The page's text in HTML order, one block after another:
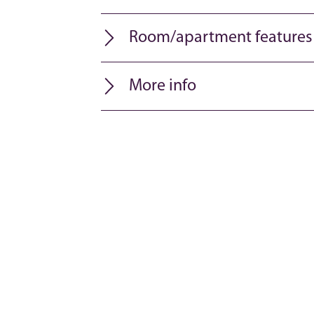
Room/apartment features
More info